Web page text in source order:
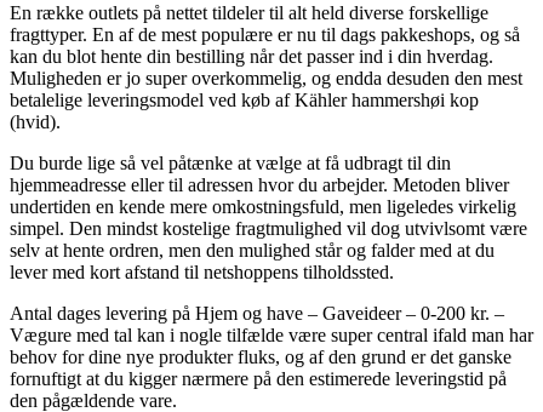
En række outlets på nettet tildeler til alt held diverse forskellige
fragttyper. En af de mest populære er nu til dags pakkeshops, og så
kan du blot hente din bestilling når det passer ind i din hverdag.
Muligheden er jo super overkommelig, og endda desuden den mest
betalelige leveringsmodel ved køb af Kähler hammershøi kop
(hvid).
Du burde lige så vel påtænke at vælge at få udbragt til din
hjemmeadresse eller til adressen hvor du arbejder. Metoden bliver
undertiden en kende mere omkostningsfuld, men ligeledes virkelig
simpel. Den mindst kostelige fragtmulighed vil dog utvivlsomt være
selv at hente ordren, men den mulighed står og falder med at du
lever med kort afstand til netshoppens tilholdssted.
Antal dages levering på Hjem og have – Gaveideer – 0-200 kr. –
Vægure med tal kan i nogle tilfælde være super central ifald man har
behov for dine nye produkter fluks, og af den grund er det ganske
fornuftigt at du kigger nærmere på den estimerede leveringstid på
den pågældende vare.